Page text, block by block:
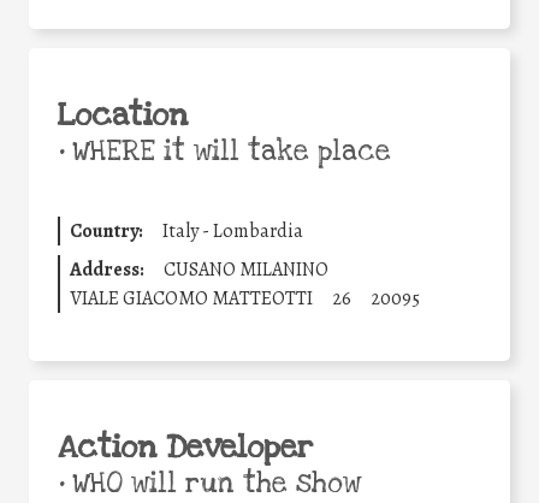
Location
•WHERE it will take place
Country:
Italy - Lombardia
Address:
CUSANO MILANINO
VIALE GIACOMO MATTEOTTI
26 20095
Action Developer
•WHO will run the show